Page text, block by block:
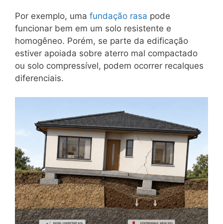
Por exemplo, uma fundação rasa pode
funcionar bem em um solo resistente e
homogêneo. Porém, se parte da edificação
estiver apoiada sobre aterro mal compactado
ou solo compressível, podem ocorrer recalques
diferenciais.